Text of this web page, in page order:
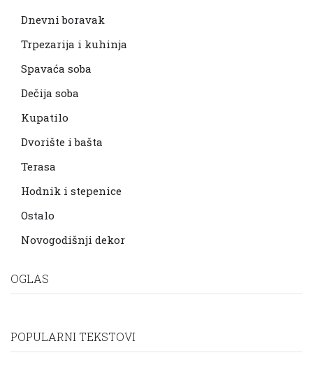
Dnevni boravak
Trpezarija i kuhinja
Spavaća soba
Dečija soba
Kupatilo
Dvorište i bašta
Terasa
Hodnik i stepenice
Ostalo
Novogodišnji dekor
OGLAS
POPULARNI TEKSTOVI